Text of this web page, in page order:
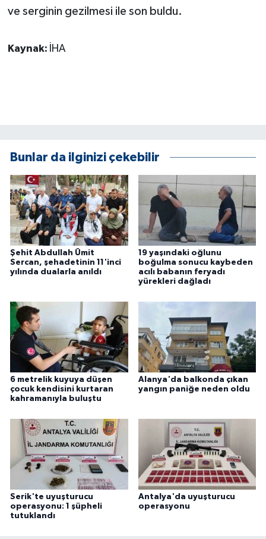
ve serginin gezilmesi ile son buldu.
Kaynak: İHA
Bunlar da ilginizi çekebilir
Şehit Abdullah Ümit
Sercan, şehadetinin 11'inci
yılında dualarla anıldı
19 yaşındaki oğlunu
boğulma sonucu kaybeden
acılı babanın feryadı
yürekleri dağladı
6 metrelik kuyuya düşen
çocuk kendisini kurtaran
kahramanıyla buluştu
Alanya'da balkonda çıkan
yangın paniğe neden oldu
Serik'te uyuşturucu
operasyonu: 1 şüpheli
tutuklandı
Antalya'da uyuşturucu
operasyonu
ÜLKE GÜNDEMİ
YAŞAM